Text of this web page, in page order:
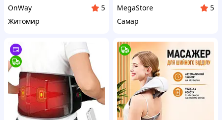
OnWay
5
Житомир
MegaStore
5
Самар